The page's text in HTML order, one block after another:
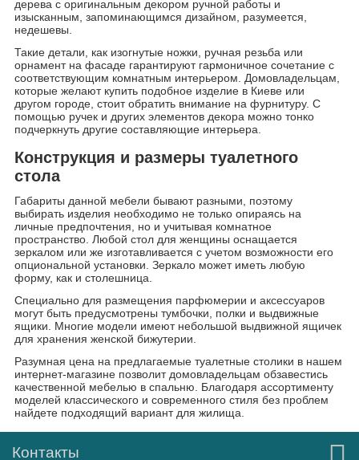
дерева с оригинальным декором ручной работы и
изысканным, запоминающимся дизайном, разумеется,
недешевы.
Такие детали, как изогнутые ножки, ручная резьба или
орнамент на фасаде гарантируют гармоничное сочетание с
соответствующим комнатным интерьером. Домовладельцам,
которые желают купить подобное изделие в Киеве или
другом городе, стоит обратить внимание на фурнитуру. С
помощью ручек и других элементов декора можно тонко
подчеркнуть другие составляющие интерьера.
Конструкция и размеры туалетного
стола
Габариты данной мебели бывают разными, поэтому
выбирать изделия необходимо не только опираясь на
личные предпочтения, но и учитывая комнатное
пространство. Любой стол для женщины оснащается
зеркалом или же изготавливается с учетом возможности его
опциональной установки. Зеркало может иметь любую
форму, как и столешница.
Специально для размещения парфюмерии и аксессуаров
могут быть предусмотрены тумбочки, полки и выдвижные
ящики. Многие модели имеют небольшой выдвижной ящичек
для хранения женской бижутерии.
Разумная цена на предлагаемые туалетные столики в нашем
интернет-магазине позволит домовладельцам обзавестись
качественной мебелью в спальню. Благодаря ассортименту
моделей классического и современного стиля без проблем
найдете подходящий вариант для жилища.
Контакты